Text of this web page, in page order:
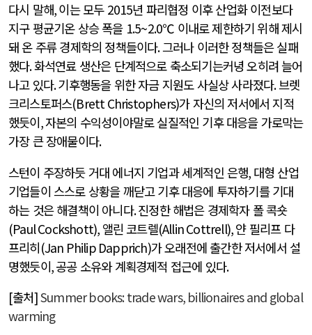
다시 말해,이는 모두 2015년 파리협정 이후 산업화 이전보다
지구 평균기온 상승 폭을 1.5~2.0℃ 이내로 제한하기 위해 제시
돼 온 주류 경제학의 정책들이다.그러나 이러한 정책들은 실패
했다.화석연료 생산은 단계적으로 축소되기는커녕 오히려 늘어
나고 있다.기후행동을 위한 자금 지원도 사실상 사라졌다.브렛
크리스토퍼스(Brett Christophers)가 자신의 저서에서 지적
했듯이,자본의 수익성이야말로 실질적인 기후 대응을 가로막는
가장 큰 장애물이다.
스턴이 주장하듯 거대 에너지 기업과 세계적인 은행, 대형 산업
기업들이 스스로 상황을 깨닫고 기후 대응에 투자하기를 기대
하는 것은 해결책이 아니다.진정한 해법은 경제학자 폴 콕숏
(Paul Cockshott), 앨린 코트렐(Allin Cottrell),얀 필리프 다
프리히(Jan Philip Dapprich)가 오래전에 출간한 저서에서 설
명했듯이,공공 소유와 계획경제적 접근에 있다.
[출처]Summer books: trade wars, billionaires and global
warming